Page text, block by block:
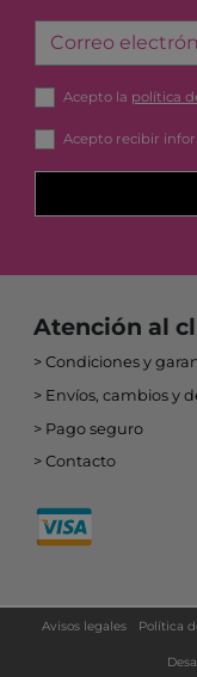
Correo
Acepto la política
Acepto recibir
Atención al
Condiciones y
Envíos, cambios y
Pago seguro
Contacto
Avisos legales Política